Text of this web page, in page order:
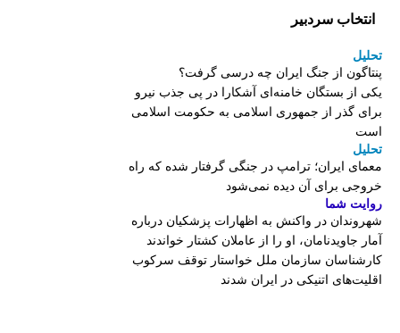
انتخاب سردبیر
تحلیل
پنتاگون از جنگ ایران چه درسی گرفت؟
یکی از بستگان خامنه‌ای آشکارا در پی جذب نیرو
برای گذر از جمهوری اسلامی به حکومت اسلامی
است
تحلیل
معمای ایران؛ ترامپ در جنگی گرفتار شده که راه
خروجی برای آن دیده نمی‌شود
روایت شما
شهروندان در واکنش به اظهارات پزشکیان درباره
آمار جاویدنامان، او را از عاملان کشتار خواندند
کارشناسان سازمان ملل خواستار توقف سرکوب
اقلیت‌های اتنیکی در ایران شدند